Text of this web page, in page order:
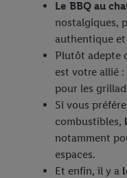
Le BBQ au
nostalgiques,
authentique et
Plutôt adepte
est votre allié
pour les
Si vous
combustibles,
notamment
espaces.
Et enfin, il y a